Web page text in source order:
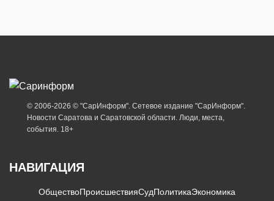
© 2006-2026 © "СарИнформ". Сетевое издание "СарИнформ".
Новости Саратова и Саратовской области. Люди, места,
события. 18+
НАВИГАЦИЯ
ОбществоПроисшествияСудПолитикаЭкономика